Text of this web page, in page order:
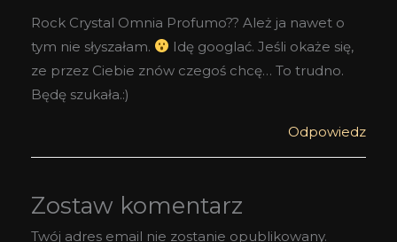
Rock Crystal Omnia Profumo?? Ależ ja nawet o
tym nie słyszałam.
Idę googlać. Jeśli okaże się,
ze przez Ciebie znów czegoś chcę… To trudno.
Będę szukała.:)
Odpowiedz
Zostaw komentarz
Twój adres email nie zostanie opublikowany.